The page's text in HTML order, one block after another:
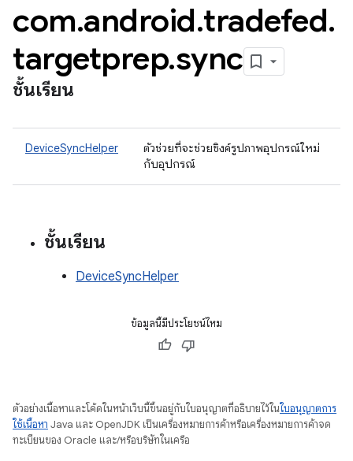
com.android.tradefed.
targetprep.sync
ชั้นเรียน
DeviceSyncHelper
ตัวช่วยที่จะช่วยซิงค์รูปภาพอุปกรณ์ใหม่
กับอุปกรณ์
ชั้นเรียน
DeviceSyncHelper
ข้อมูลนี้มีประโยชน์ไหม
ตัวอย่างเนื้อหาและโค้ดในหน้าเว็บนี้ขึ้นอยู่กับใบอนุญาตที่อธิบายไว้ในใบอนุญาตการ
ใช้เนื้อหา Java และ OpenJDK เป็นเครื่องหมายการค้าหรือเครื่องหมายการค้าจด
ทะเบียนของ Oracle และ/หรือบริษัทในเครือ